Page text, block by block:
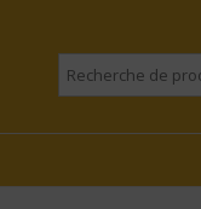
Recherche
pourÂ :